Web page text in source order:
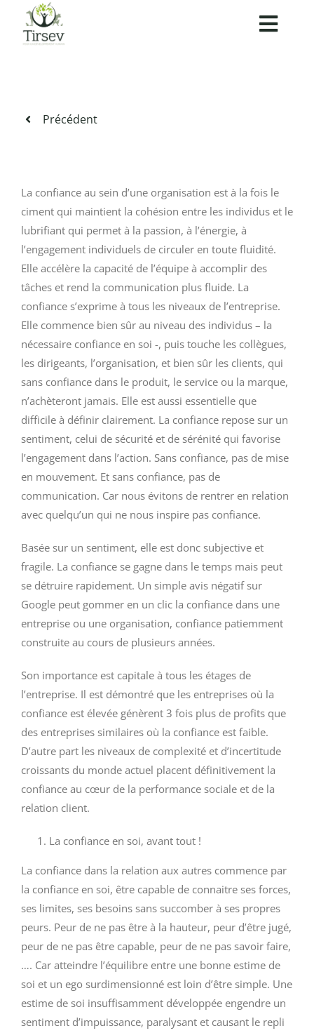
Passer
Accompagnement
Formations
Blog
Contact
Précédent
La confiance au sein d’une organisation est à la fois le
ciment qui maintient la cohésion entre les individus et le
lubrifiant qui permet à la passion, à l’énergie, à
l’engagement individuels de circuler en toute fluidité.
Elle accélère la capacité de l’équipe à accomplir des
tâches et rend la communication plus fluide. La
confiance s’exprime à tous les niveaux de l’entreprise.
Elle commence bien sûr au niveau des individus – la
nécessaire confiance en soi -, puis touche les collègues,
les dirigeants, l’organisation, et bien sûr les clients, qui
sans confiance dans le produit, le service ou la marque,
n’achèteront jamais. Elle est aussi essentielle que
difficile à définir clairement. La confiance repose sur un
sentiment, celui de sécurité et de sérénité qui favorise
l’engagement dans l’action. Sans confiance, pas de mise
en mouvement. Et sans confiance, pas de
communication. Car nous évitons de rentrer en relation
avec quelqu’un qui ne nous inspire pas confiance.
Basée sur un sentiment, elle est donc subjective et
fragile. La confiance se gagne dans le temps mais peut
se détruire rapidement. Un simple avis négatif sur
Google peut gommer en un clic la confiance dans une
entreprise ou une organisation, confiance patiemment
construite au cours de plusieurs années.
Son importance est capitale à tous les étages de
l’entreprise. Il est démontré que les entreprises où la
confiance est élevée génèrent 3 fois plus de profits que
des entreprises similaires où la confiance est faible.
D’autre part les niveaux de complexité et d’incertitude
croissants du monde actuel placent définitivement la
confiance au cœur de la performance sociale et de la
relation client.
La confiance en soi, avant tout !
La confiance dans la relation aux autres commence par
la confiance en soi, être capable de connaitre ses forces,
ses limites, ses besoins sans succomber à ses propres
peurs. Peur de ne pas être à la hauteur, peur d’être jugé,
peur de ne pas être capable, peur de ne pas savoir faire,
…. Car atteindre l’équilibre entre une bonne estime de
soi et un ego surdimensionné est loin d’être simple. Une
estime de soi insuffisamment développée engendre un
sentiment d’impuissance, paralysant et causant le repli